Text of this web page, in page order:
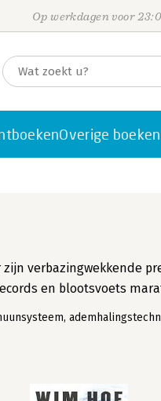
Op werkdagen voor
Overige boeken
verbazingwekkende
en blootsvoets